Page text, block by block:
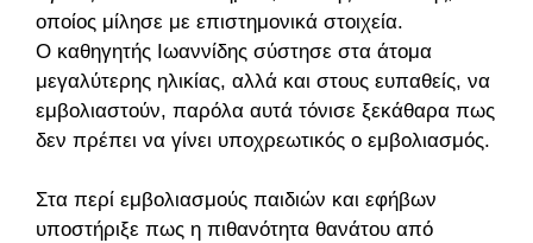
οποίος μίλησε με επιστημονικά στοιχεία.
Ο καθηγητής Ιωαννίδης σύστησε στα άτομα
μεγαλύτερης ηλικίας, αλλά και στους ευπαθείς, να
εμβολιαστούν, παρόλα αυτά τόνισε ξεκάθαρα πως
δεν πρέπει να γίνει υποχρεωτικός ο εμβολιασμός.
Στα περί εμβολιασμούς παιδιών και εφήβων
υποστήριξε πως η πιθανότητα θανάτου από